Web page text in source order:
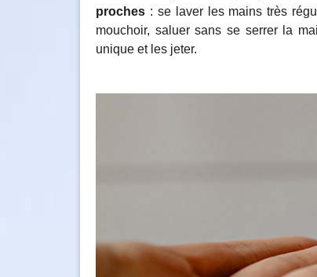
proches : se laver les mains très
mouchoir, saluer sans se serrer la
unique et les jeter.